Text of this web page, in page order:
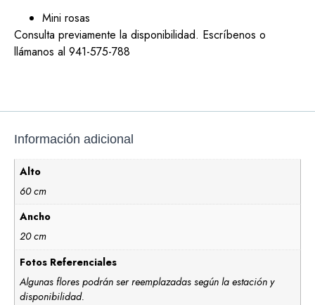
Mini rosas
Consulta previamente la disponibilidad. Escríbenos o
llámanos al 941-575-788
Información adicional
Alto
60 cm
Ancho
20 cm
Fotos Referenciales
Algunas flores podrán ser reemplazadas según la estación y
disponibilidad.